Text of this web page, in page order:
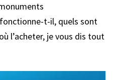
t-il, quels sont
l’acheter, je vous dis tout